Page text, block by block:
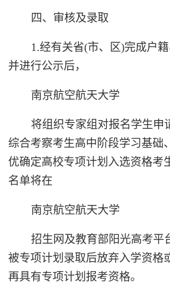
四、审核及录取
1.经有关省(市、区)完成户
并进行公示后，
南京航空航天大学
将组织专家组对报名学生申
综合考察考生高中阶段学习基础
优确定高校专项计划入选资格考
名单将在
南京航空航天大学
招生网及教育部阳光高考平
被专项计划录取后放弃入学资格
再具有专项计划报考资格。